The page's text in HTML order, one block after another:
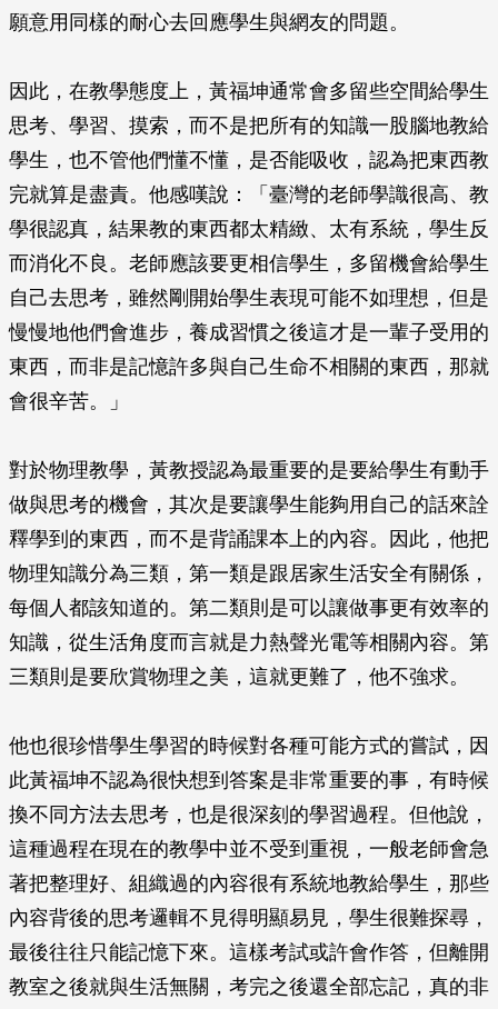
願意用同樣的耐心去回應學生與網友的問題。
因此，在教學態度上，黃福坤通常會多留些空間給學生
思考、學習、摸索，而不是把所有的知識一股腦地教給
學生，也不管他們懂不懂，是否能吸收，認為把東西教
完就算是盡責。他感嘆說：「臺灣的老師學識很高、教
學很認真，結果教的東西都太精緻、太有系統，學生反
而消化不良。老師應該要更相信學生，多留機會給學生
自己去思考，雖然剛開始學生表現可能不如理想，但是
慢慢地他們會進步，養成習慣之後這才是一輩子受用的
東西，而非是記憶許多與自己生命不相關的東西，那就
會很辛苦。」
對於物理教學，黃教授認為最重要的是要給學生有動手
做與思考的機會，其次是要讓學生能夠用自己的話來詮
釋學到的東西，而不是背誦課本上的內容。因此，他把
物理知識分為三類，第一類是跟居家生活安全有關係，
每個人都該知道的。第二類則是可以讓做事更有效率的
知識，從生活角度而言就是力熱聲光電等相關內容。第
三類則是要欣賞物理之美，這就更難了，他不強求。
他也很珍惜學生學習的時候對各種可能方式的嘗試，因
此黃福坤不認為很快想到答案是非常重要的事，有時候
換不同方法去思考，也是很深刻的學習過程。但他說，
這種過程在現在的教學中並不受到重視，一般老師會急
著把整理好、組織過的內容很有系統地教給學生，那些
內容背後的思考邏輯不見得明顯易見，學生很難探尋，
最後往往只能記憶下來。這樣考試或許會作答，但離開
教室之後就與生活無關，考完之後還全部忘記，真的非